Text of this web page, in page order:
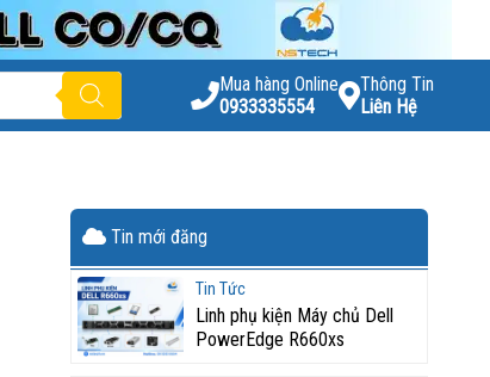
Mua hàng Online
0933335554
Thông Tin
Liên Hệ
Tin mới đăng
Tin Tức
Linh phụ kiện Máy chủ Dell
PowerEdge R660xs